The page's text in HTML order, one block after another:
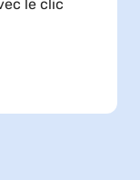
le clic